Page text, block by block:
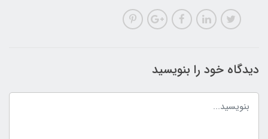
دیدگاه خود را بنویسید